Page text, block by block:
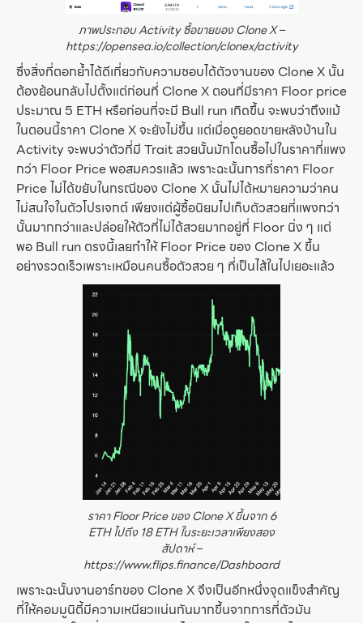
ภาพประกอบ Activity ซื้อขายของ Clone X –
https://opensea.io/collection/clonex/activity
ซึ่งสิ่งที่ตอกย้ำได้ดีเกี่ยวกับความชอบได้ตัวงานของ Clone X นั้น
ต้องย้อนกลับไปตั้งแต่ก่อนที่ Clone X ตอนที่มีราคา Floor price
ประมาณ 5 ETH หรือก่อนที่จะมี Bull run เกิดขึ้น จะพบว่าถึงแม้
ในตอนนี้ราคา Clone X จะยังไม่ขึ้น แต่เมื่อดูยอดขายหลังบ้านใน
Activity จะพบว่าตัวที่มี Trait สวยนั้นมักโดนซื้อไปในราคาที่แพง
กว่า Floor Price พอสมควรแล้ว เพราะฉะนั้นการที่ราคา Floor
Price ไม่ได้ขยับในกรณีของ Clone X นั้นไม่ได้หมายความว่าคน
ไม่สนใจในตัวโปรเจกต์ เพียงแต่ผู้ซื้อนิยมไปเก็บตัวสวยที่แพงกว่า
นั้นมากกว่าและปล่อยให้ตัวที่ไม่ได้สวยมากอยู่ที่ Floor นิ่ง ๆ แต่
พอ Bull run ตรงนี้เลยทำให้ Floor Price ของ Clone X ขึ้น
อย่างรวดเร็วเพราะเหมือนคนซื้อตัวสวย ๆ ที่เป็นไส้ในไปเยอะแล้ว
ราคา Floor Price ของ Clone X ขึ้นจาก 6
ETH ไปถึง 18 ETH ในระยะเวลาเพียงสอง
สัปดาห์ –
https://www.flips.finance/Dashboard
เพราะฉะนั้นงานอาร์ทของ Clone X จึงเป็นอีกหนึ่งจุดแข็งสำคัญ
ที่ให้คอมมูนิตี้มีความเหนียวแน่นกันมากขึ้นจากการที่ตัวมัน